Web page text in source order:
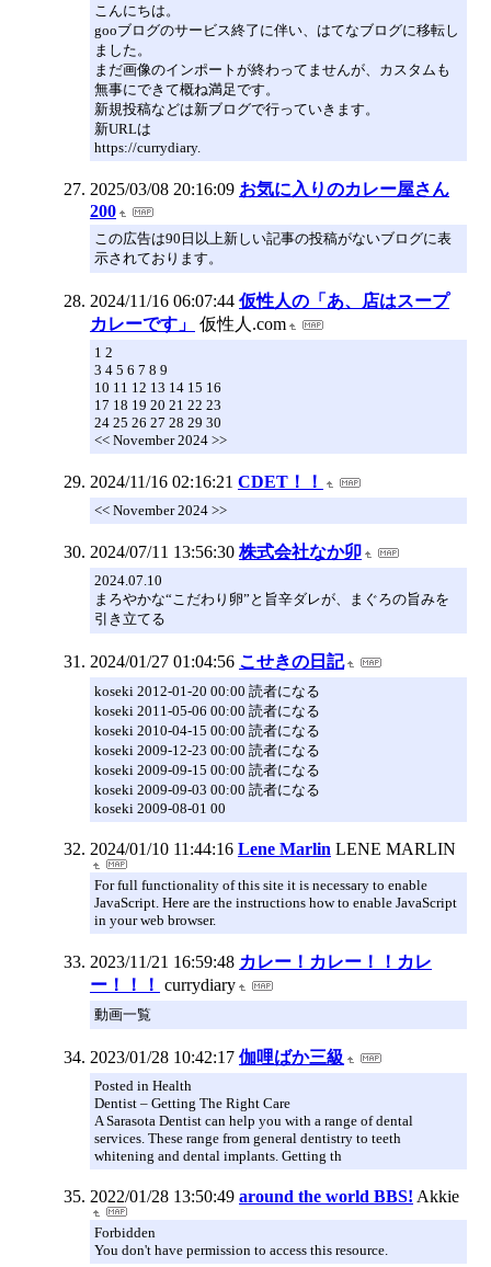
こんにちは。
gooブログのサービス終了に伴い、はてなブログに移転し
ました。
まだ画像のインポートが終わってませんが、カスタムも
無事にできて概ね満足です。
新規投稿などは新ブログで行っていきます。
新URLは
https://currydiary.
2025/03/08 20:16:09 お気に入りのカレー屋さん
200
この広告は90日以上新しい記事の投稿がないブログに表
示されております。
2024/11/16 06:07:44 仮性人の「あ、店はスープ
カレーです」
仮性人.com
1 2
3 4 5 6 7 8 9
10 11 12 13 14 15 16
17 18 19 20 21 22 23
24 25 26 27 28 29 30
<< November 2024 >>
2024/11/16 02:16:21 CDET！！
<< November 2024 >>
2024/07/11 13:56:30 株式会社なか卯
2024.07.10
まろやかな“こだわり卵”と旨辛ダレが、まぐろの旨みを
引き立てる
2024/01/27 01:04:56 こせきの日記
koseki 2012-01-20 00:00 読者になる
koseki 2011-05-06 00:00 読者になる
koseki 2010-04-15 00:00 読者になる
koseki 2009-12-23 00:00 読者になる
koseki 2009-09-15 00:00 読者になる
koseki 2009-09-03 00:00 読者になる
koseki 2009-08-01 00
2024/01/10 11:44:16 Lene Marlin LENE MARLIN
For full functionality of this site it is necessary to enable
JavaScript. Here are the instructions how to enable JavaScript
in your web browser.
2023/11/21 16:59:48 カレー！カレー！！カレ
ー！！！ currydiary
動画一覧
2023/01/28 10:42:17 伽哩ばか三級
Posted in Health
Dentist – Getting The Right Care
A Sarasota Dentist can help you with a range of dental
services. These range from general dentistry to teeth
whitening and dental implants. Getting th
2022/01/28 13:50:49 around the world BBS! Akkie
Forbidden
You don't have permission to access this resource.